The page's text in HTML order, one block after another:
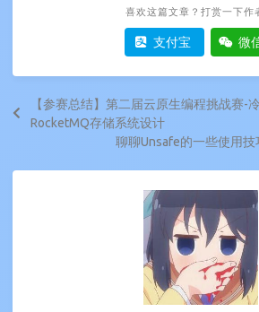
喜欢这篇文章？打赏一下作
支付宝 微
【参赛总结】第二届云原生编程挑战赛-
RocketMQ存储系统设计
聊聊Unsafe的一些使用技